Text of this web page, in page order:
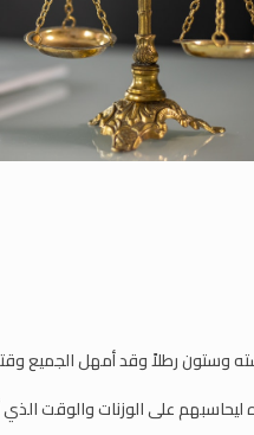
وستون رطلاً وقد أمهل الجميع
على الوزنات والوقت